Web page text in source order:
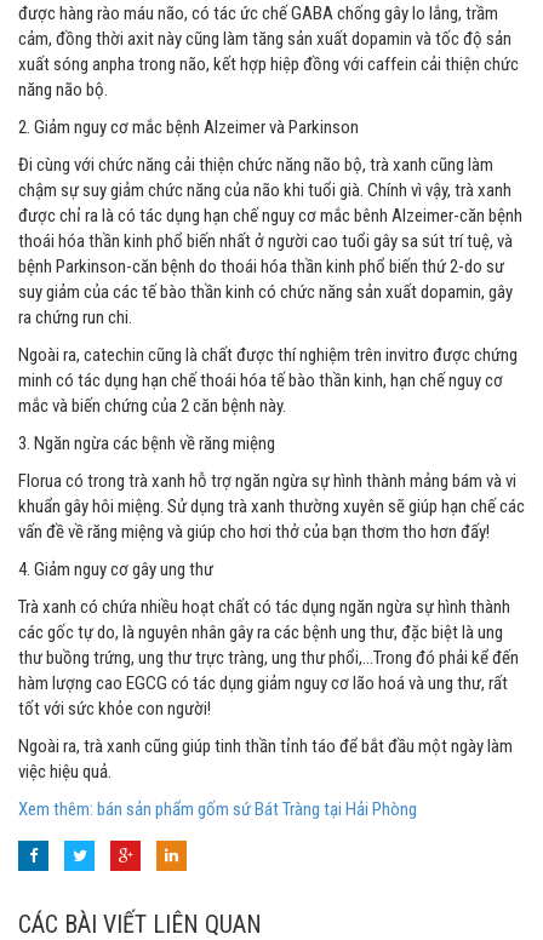
được hàng rào máu não, có tác ức chế GABA chống gây lo lắng, trầm
cảm, đồng thời axit này cũng làm tăng sản xuất dopamin và tốc độ sản
xuất sóng anpha trong não, kết hợp hiệp đồng với caffein cải thiện chức
năng não bộ.
2. Giảm nguy cơ mắc bệnh Alzeimer và Parkinson
Đi cùng với chức năng cải thiện chức năng não bộ, trà xanh cũng làm
chậm sự suy giảm chức năng của não khi tuổi già. Chính vì vậy, trà xanh
được chỉ ra là có tác dụng hạn chế nguy cơ mắc bênh Alzeimer-căn bệnh
thoái hóa thần kinh phổ biến nhất ở người cao tuổi gây sa sút trí tuệ, và
bệnh Parkinson-căn bệnh do thoái hóa thần kinh phổ biến thứ 2-do sư
suy giảm của các tế bào thần kinh có chức năng sản xuất dopamin, gây
ra chứng run chi.
Ngoài ra, catechin cũng là chất được thí nghiệm trên invitro được chứng
minh có tác dụng hạn chế thoái hóa tế bào thần kinh, hạn chế nguy cơ
mắc và biến chứng của 2 căn bệnh này.
3. Ngăn ngừa các bệnh về răng miệng
Florua có trong trà xanh hỗ trợ ngăn ngừa sự hình thành mảng bám và vi
khuẩn gây hôi miệng. Sử dụng trà xanh thường xuyên sẽ giúp hạn chế các
vấn đề về răng miệng và giúp cho hơi thở của bạn thơm tho hơn đấy!
4. Giảm nguy cơ gây ung thư
Trà xanh có chứa nhiều hoạt chất có tác dụng ngăn ngừa sự hình thành
các gốc tự do, là nguyên nhân gây ra các bệnh ung thư, đặc biệt là ung
thư buồng trứng, ung thư trực tràng, ung thư phổi,...Trong đó phải kể đến
hàm lượng cao EGCG có tác dụng giảm nguy cơ lão hoá và ung thư, rất
tốt với sức khỏe con người!
Ngoài ra, trà xanh cũng giúp tinh thần tỉnh táo để bắt đầu một ngày làm
việc hiệu quả.
Xem thêm: bán sản phẩm gốm sứ Bát Tràng tại Hải Phòng
CÁC BÀI VIẾT LIÊN QUAN